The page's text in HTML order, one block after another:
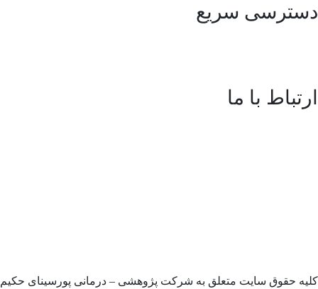
دسترسی سریع
ارتباط با ما
کلیه حقوق سایت متعلق به شرکت پژوهشی – درمانی پورسینای حکیم